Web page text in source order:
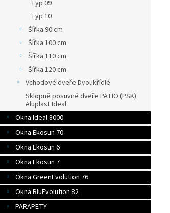
Typ 09
Typ 10
Šířka 90 cm
Šířka 100 cm
Šířka 110 cm
Šířka 120 cm
Vchodové dveře Dvoukřídlé
Sklopně posuvné dveře PATIO (PSK)
Aluplast Ideal
Okna Ideal 8000
Okna Ekosun 70
Okna Ekosun 6
Okna Ekosun 7
Okna GreenEvolution 76
Okna BluEvolution 82
PARAPETY